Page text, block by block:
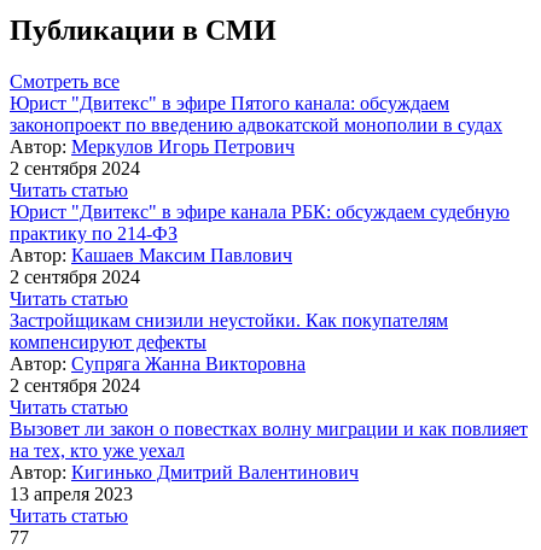
Публикации в СМИ
Смотреть все
Юрист "Двитекс" в эфире Пятого канала: обсуждаем
законопроект по введению адвокатской монополии в судах
Автор: Меркулов Игорь Петрович
2 сентября 2024
Читать статью
Юрист "Двитекс" в эфире канала РБК: обсуждаем судебную
практику по 214-ФЗ
Автор: Кашаев Максим Павлович
2 сентября 2024
Читать статью
Застройщикам снизили неустойки. Как покупателям
компенсируют дефекты
Автор: Супряга Жанна Викторовна
2 сентября 2024
Читать статью
Вызовет ли закон о повестках волну миграции и как повлияет
на тех, кто уже уехал
Автор: Кигинько Дмитрий Валентинович
13 апреля 2023
Читать статью
77